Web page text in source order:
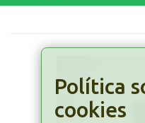
Política
cookies